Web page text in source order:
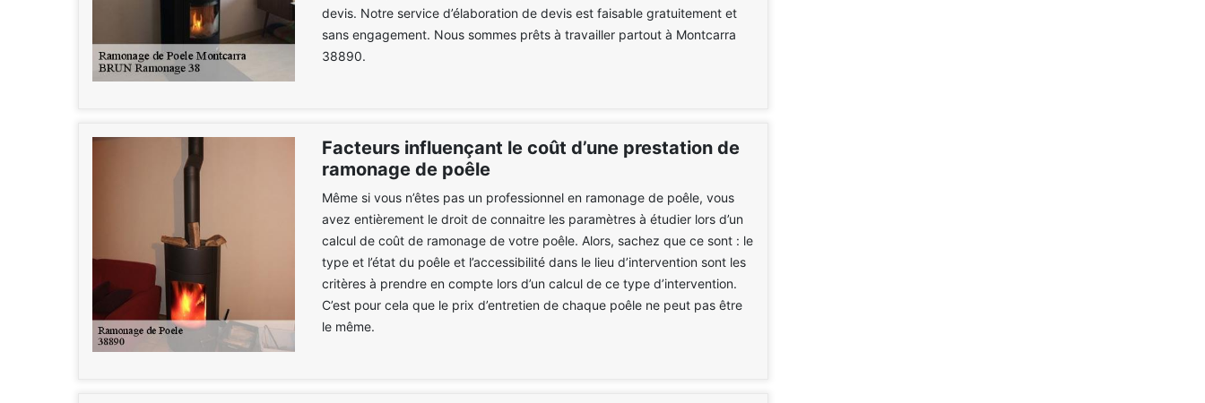
devis. Notre service d’élaboration de devis est faisable gratuitement et
sans engagement. Nous sommes prêts à travailler partout à Montcarra
38890.
Facteurs influençant le coût d’une prestation de
ramonage de poêle
Même si vous n’êtes pas un professionnel en ramonage de poêle, vous
avez entièrement le droit de connaitre les paramètres à étudier lors d’un
calcul de coût de ramonage de votre poêle. Alors, sachez que ce sont : le
type et l’état du poêle et l’accessibilité dans le lieu d’intervention sont les
critères à prendre en compte lors d’un calcul de ce type d’intervention.
C’est pour cela que le prix d’entretien de chaque poêle ne peut pas être
le même.